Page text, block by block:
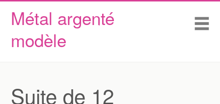
Métal argenté
modèle
Skip to content
Accueil
Conditions d’utilisation
Suite de 12